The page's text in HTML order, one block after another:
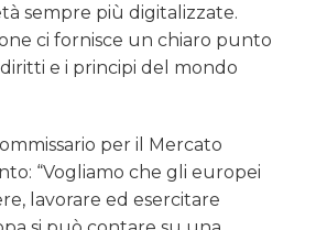
sempre più digitalizzate.
ci fornisce un chiaro punto
e i principi del mondo
per il Mercato
“Vogliamo che gli europei
lavorare ed esercitare